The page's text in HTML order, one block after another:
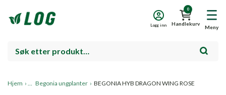
Meny
0
Handlekurv
Logg inn
Hjem › Begonia ungplanter › BEGONIA HYB DRAGON WING ROSE